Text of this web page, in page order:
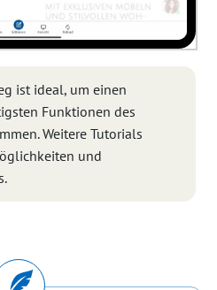
ist ideal, um einen
Funktionen des
Weitere Tutorials
und